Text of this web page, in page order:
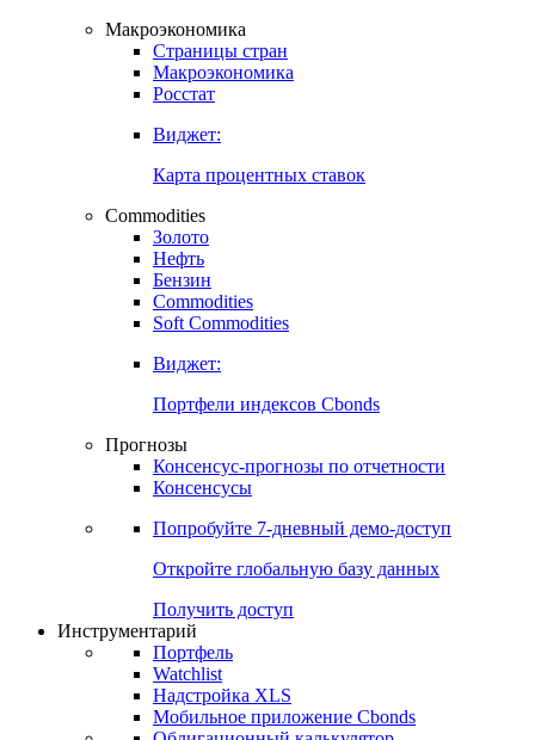
Макроэкономика
Страницы стран
Макроэкономика
Росстат
Виджет:
Карта процентных ставок
Commodities
Золото
Нефть
Бензин
Commodities
Soft Commodities
Виджет:
Портфели индексов Cbonds
Прогнозы
Консенсус-прогнозы по отчетности
Консенсусы
Попробуйте 7-дневный демо-доступ
Откройте глобальную базу данных
Получить доступ
Инструментарий
Портфель
Watchlist
Надстройка XLS
Мобильное приложение Cbonds